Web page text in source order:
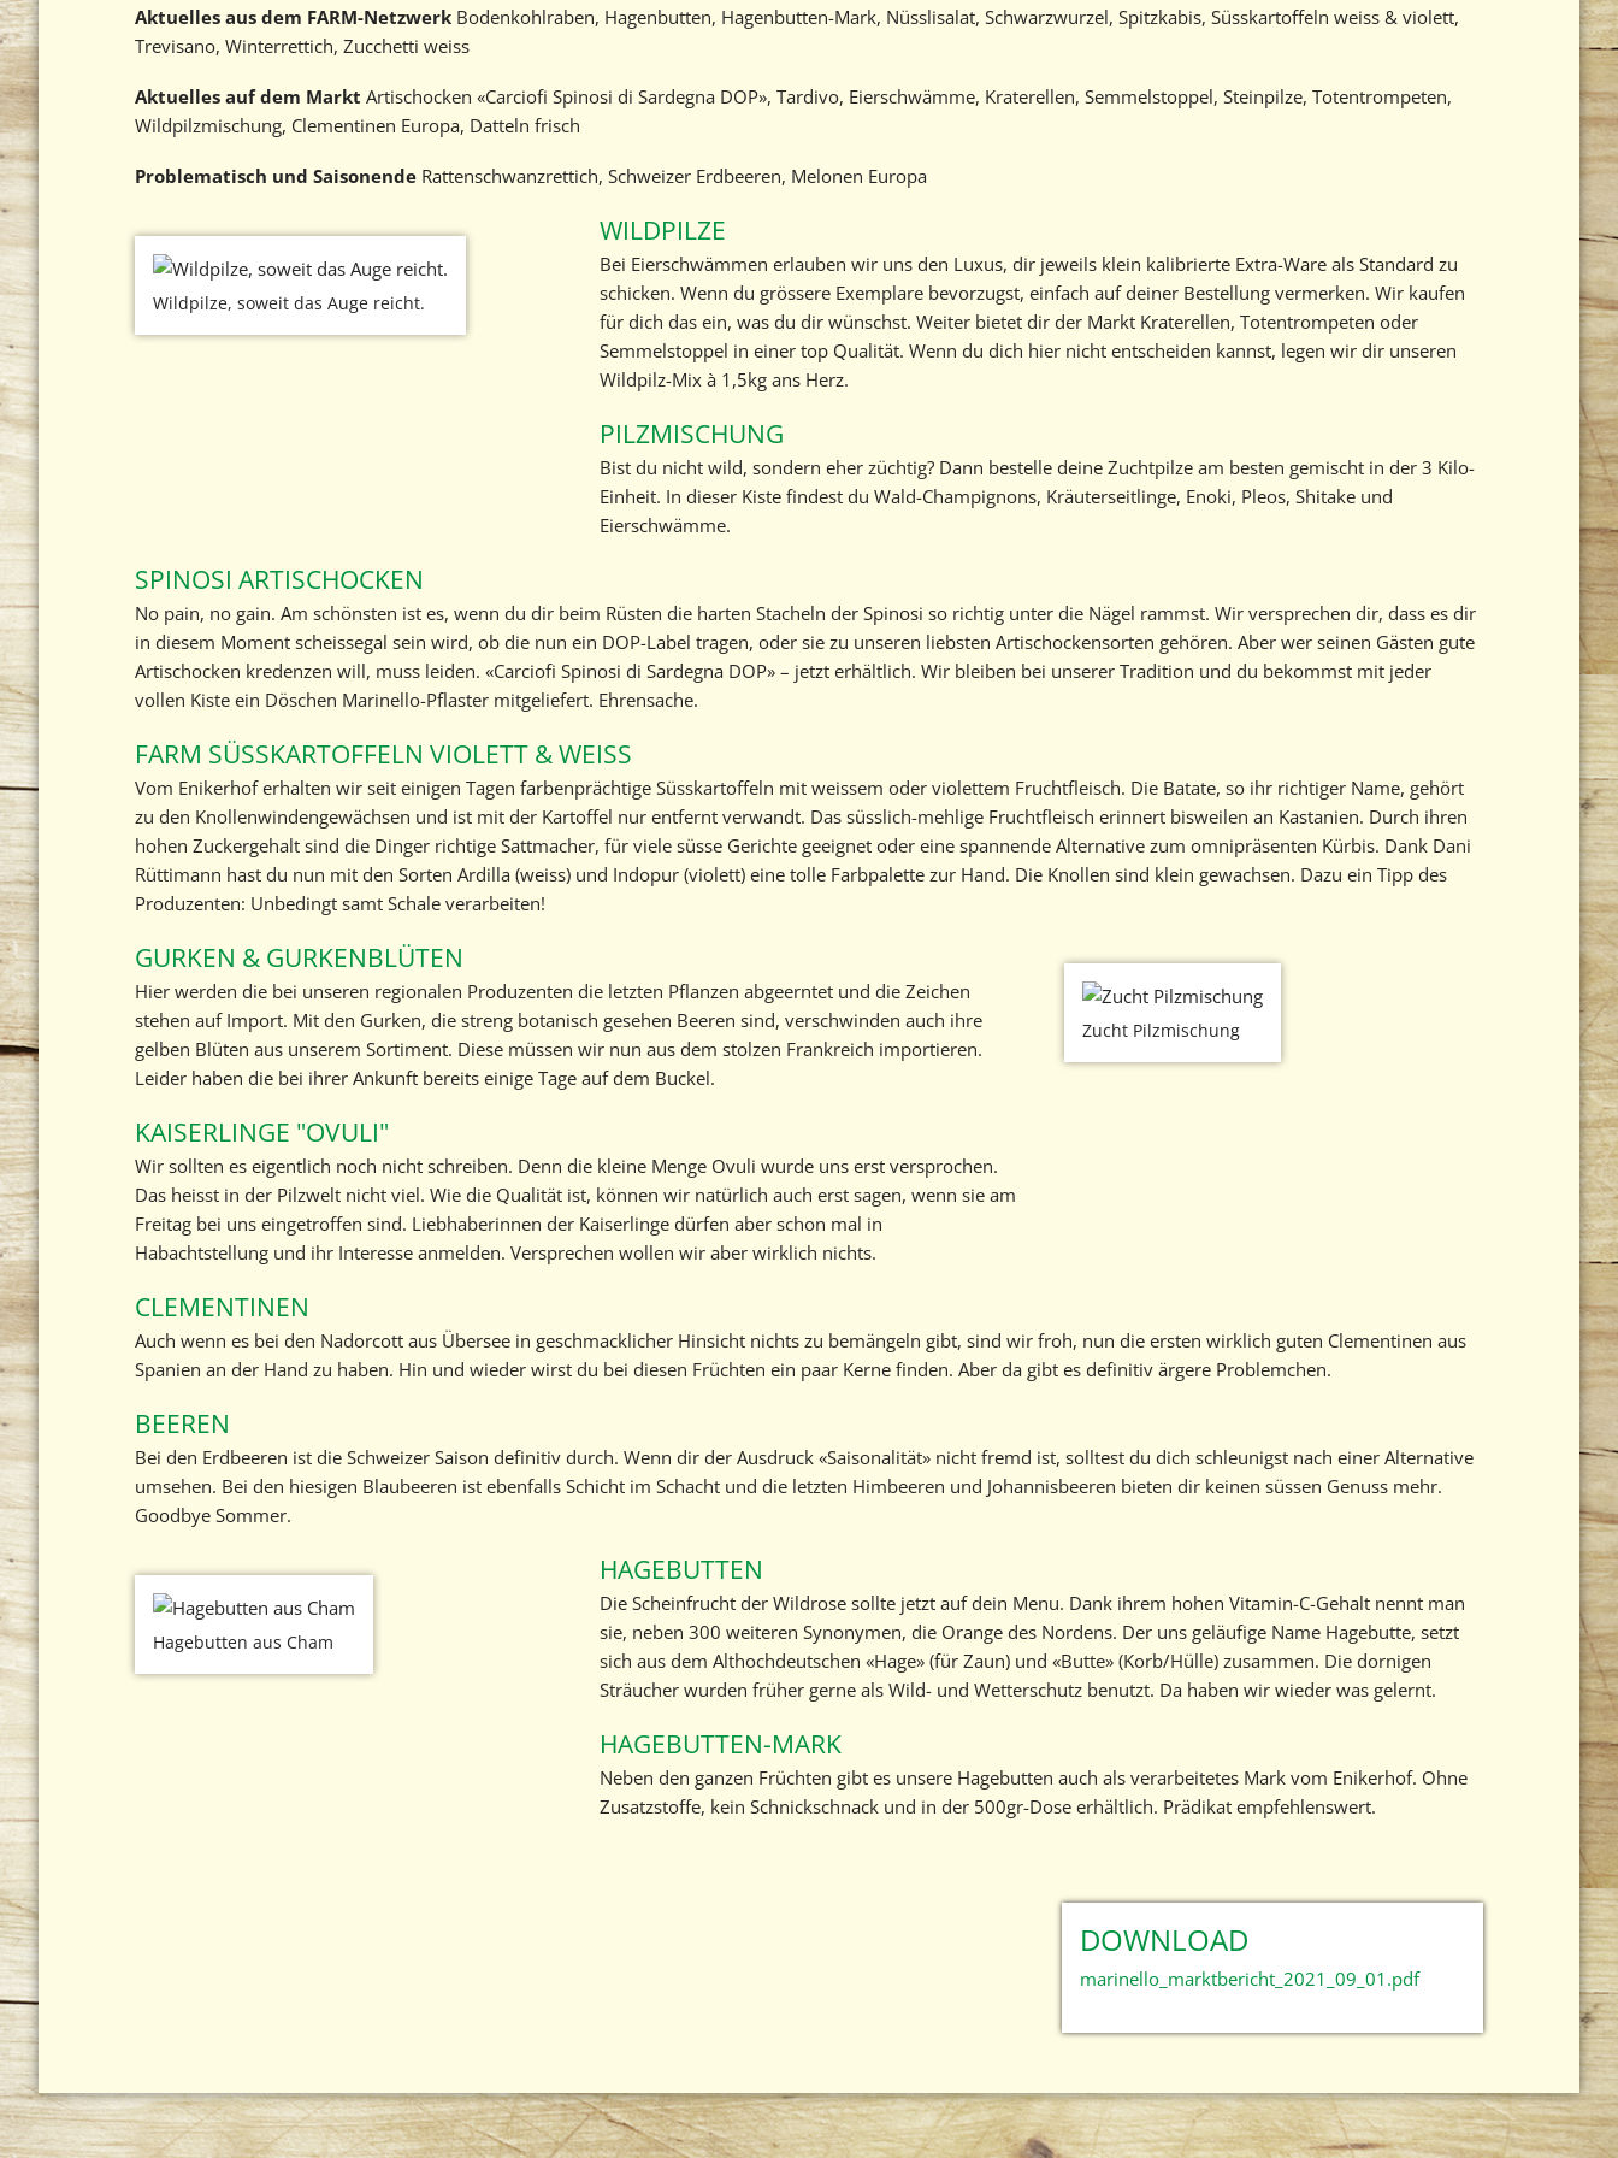
Geschichte
Kontakt
Aktuelles aus dem FARM-Netzwerk Bodenkohlraben, Hagenbutten, Hagenbutten-Mark, Nüsslisalat, Schwarzwurzel, Spitzkabis, Süsskartoffeln weiss & violett,
Trevisano, Winterrettich, Zucchetti weiss
Aktuelles auf dem Markt Artischocken «Carciofi Spinosi di Sardegna DOP», Tardivo, Eierschwämme, Kraterellen, Semmelstoppel, Steinpilze, Totentrompeten,
Wildpilzmischung, Clementinen Europa, Datteln frisch
Problematisch und Saisonende Rattenschwanzrettich, Schweizer Erdbeeren, Melonen Europa
Wildpilze, soweit das Auge reicht.
WILDPILZE
Bei Eierschwämmen erlauben wir uns den Luxus, dir jeweils klein kalibrierte Extra-Ware als Standard zu
schicken. Wenn du grössere Exemplare bevorzugst, einfach auf deiner Bestellung vermerken. Wir kaufen
für dich das ein, was du dir wünschst. Weiter bietet dir der Markt Kraterellen, Totentrompeten oder
Semmelstoppel in einer top Qualität. Wenn du dich hier nicht entscheiden kannst, legen wir dir unseren
Wildpilz-Mix à 1,5kg ans Herz.
PILZMISCHUNG
Bist du nicht wild, sondern eher züchtig? Dann bestelle deine Zuchtpilze am besten gemischt in der 3 Kilo-
Einheit. In dieser Kiste findest du Wald-Champignons, Kräuterseitlinge, Enoki, Pleos, Shitake und
Eierschwämme.
SPINOSI ARTISCHOCKEN
No pain, no gain. Am schönsten ist es, wenn du dir beim Rüsten die harten Stacheln der Spinosi so richtig unter die Nägel rammst. Wir versprechen dir, dass es dir
in diesem Moment scheissegal sein wird, ob die nun ein DOP-Label tragen, oder sie zu unseren liebsten Artischockensorten gehören. Aber wer seinen Gästen gute
Artischocken kredenzen will, muss leiden. «Carciofi Spinosi di Sardegna DOP» – jetzt erhältlich. Wir bleiben bei unserer Tradition und du bekommst mit jeder
vollen Kiste ein Döschen Marinello-Pflaster mitgeliefert. Ehrensache.
FARM SÜSSKARTOFFELN VIOLETT & WEISS
Vom Enikerhof erhalten wir seit einigen Tagen farbenprächtige Süsskartoffeln mit weissem oder violettem Fruchtfleisch. Die Batate, so ihr richtiger Name, gehört
zu den Knollenwindengewächsen und ist mit der Kartoffel nur entfernt verwandt. Das süsslich-mehlige Fruchtfleisch erinnert bisweilen an Kastanien. Durch ihren
hohen Zuckergehalt sind die Dinger richtige Sattmacher, für viele süsse Gerichte geeignet oder eine spannende Alternative zum omnipräsenten Kürbis. Dank Dani
Rüttimann hast du nun mit den Sorten Ardilla (weiss) und Indopur (violett) eine tolle Farbpalette zur Hand. Die Knollen sind klein gewachsen. Dazu ein Tipp des
Produzenten: Unbedingt samt Schale verarbeiten!
GURKEN & GURKENBLÜTEN
Hier werden die bei unseren regionalen Produzenten die letzten Pflanzen abgeerntet und die Zeichen
stehen auf Import. Mit den Gurken, die streng botanisch gesehen Beeren sind, verschwinden auch ihre
gelben Blüten aus unserem Sortiment. Diese müssen wir nun aus dem stolzen Frankreich importieren.
Leider haben die bei ihrer Ankunft bereits einige Tage auf dem Buckel.
KAISERLINGE "OVULI"
Wir sollten es eigentlich noch nicht schreiben. Denn die kleine Menge Ovuli wurde uns erst versprochen.
Das heisst in der Pilzwelt nicht viel. Wie die Qualität ist, können wir natürlich auch erst sagen, wenn sie am
Freitag bei uns eingetroffen sind. Liebhaberinnen der Kaiserlinge dürfen aber schon mal in
Habachtstellung und ihr Interesse anmelden. Versprechen wollen wir aber wirklich nichts.
Zucht Pilzmischung
CLEMENTINEN
Auch wenn es bei den Nadorcott aus Übersee in geschmacklicher Hinsicht nichts zu bemängeln gibt, sind wir froh, nun die ersten wirklich guten Clementinen aus
Spanien an der Hand zu haben. Hin und wieder wirst du bei diesen Früchten ein paar Kerne finden. Aber da gibt es definitiv ärgere Problemchen.
BEEREN
Bei den Erdbeeren ist die Schweizer Saison definitiv durch. Wenn dir der Ausdruck «Saisonalität» nicht fremd ist, solltest du dich schleunigst nach einer Alternative
umsehen. Bei den hiesigen Blaubeeren ist ebenfalls Schicht im Schacht und die letzten Himbeeren und Johannisbeeren bieten dir keinen süssen Genuss mehr.
Goodbye Sommer.
Hagebutten aus Cham
HAGEBUTTEN
Die Scheinfrucht der Wildrose sollte jetzt auf dein Menu. Dank ihrem hohen Vitamin-C-Gehalt nennt man
sie, neben 300 weiteren Synonymen, die Orange des Nordens. Der uns geläufige Name Hagebutte, setzt
sich aus dem Althochdeutschen «Hage» (für Zaun) und «Butte» (Korb/Hülle) zusammen. Die dornigen
Sträucher wurden früher gerne als Wild- und Wetterschutz benutzt. Da haben wir wieder was gelernt.
HAGEBUTTEN-MARK
Neben den ganzen Früchten gibt es unsere Hagebutten auch als verarbeitetes Mark vom Enikerhof. Ohne
Zusatzstoffe, kein Schnickschnack und in der 500gr-Dose erhältlich. Prädikat empfehlenswert.
DOWNLOAD
marinello_marktbericht_2021_09_01.pdf